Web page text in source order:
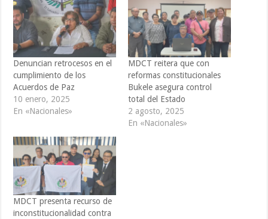
Denuncian retrocesos en el
cumplimiento de los
Acuerdos de Paz
10 enero, 2025
En «Nacionales»
MDCT reitera que con
reformas constitucionales
Bukele asegura control
total del Estado
2 agosto, 2025
En «Nacionales»
MDCT presenta recurso de
inconstitucionalidad contra